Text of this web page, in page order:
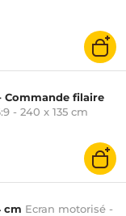
Commande filaire
- 240 x 135 cm
cm Ecran motorisé -